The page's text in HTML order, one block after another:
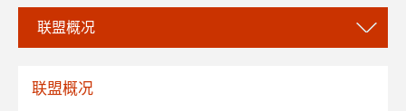
联盟概况
联盟概况